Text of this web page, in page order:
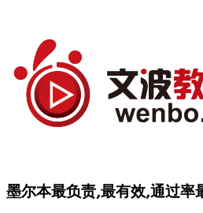
墨尔本最负责,最有效,通过率